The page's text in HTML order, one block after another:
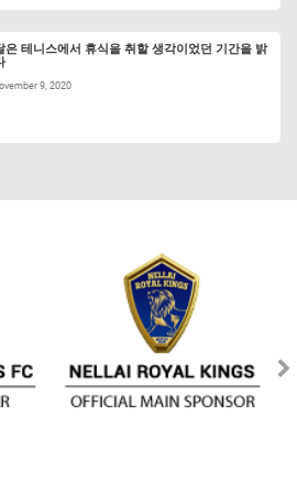
은 테니스에서 휴식을 취할 생각이었던 기간을 밝
9, 2020